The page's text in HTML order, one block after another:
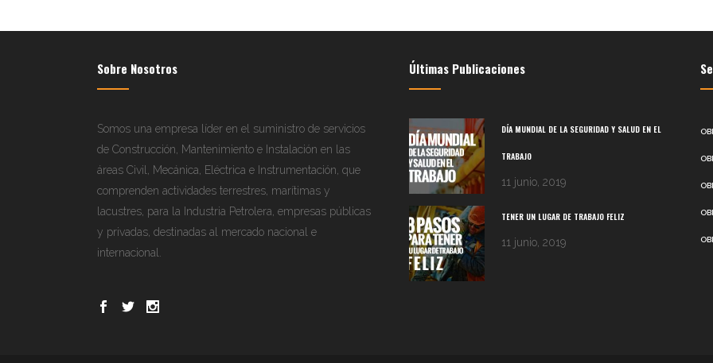
Sobre Nosotros
Somos una empresa líder en el suministro de servicios
de Construcción, Mantenimiento e Instalación en las
áreas Civil, Mecánica, Eléctrica e Instrumentación, que
comprenden actividades terrestres, marítimas y
lacustres, para la Industria Petrolera, empresas públicas
y privadas, destinadas al mercado nacional e
internacional.
Últimas Publicaciones
DÍA MUNDIAL DE LA SEGURIDAD Y SALUD EN EL
TRABAJO
11 junio, 2019
TENER UN LUGAR DE TRABAJO FELIZ
11 junio, 2019